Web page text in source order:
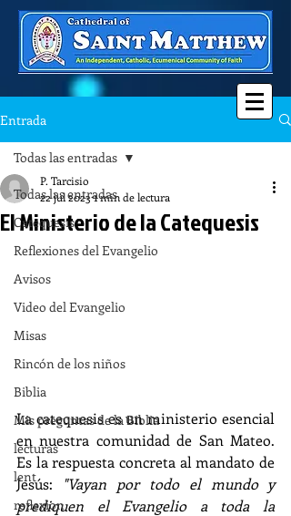
Entrada
Todas las entradas
Catequesis
Reflexiones del Evangelio
Avisos
Video del Evangelio
Misas
Rincón de los niños
Biblia
Mis preguntas de la Biblia
lecturas
lent
reflexion
Todas las entradas
El Ministerio de la Catequesis
P. Tarcisio
22 jul 20231 min de lectura
La catequesis es un ministerio esencial
en nuestra comunidad de San Mateo.
Es la respuesta concreta al mandato de
Jesús: "Vayan por todo el mundo y
prediquen el Evangelio a toda la